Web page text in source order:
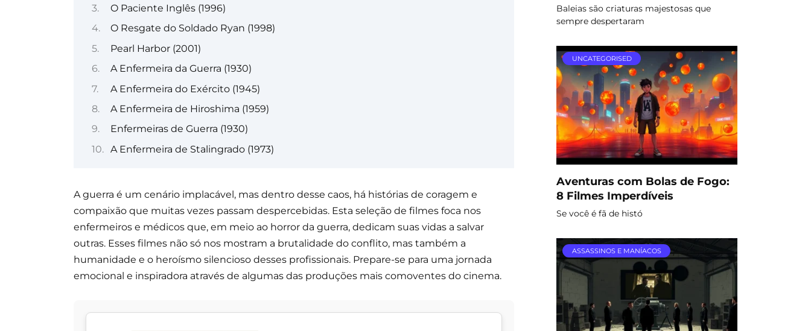
O Paciente Inglês (1996)
O Resgate do Soldado Ryan (1998)
Pearl Harbor (2001)
A Enfermeira da Guerra (1930)
A Enfermeira do Exército (1945)
A Enfermeira de Hiroshima (1959)
Enfermeiras de Guerra (1930)
A Enfermeira de Stalingrado (1973)
A guerra é um cenário implacável, mas dentro desse caos, há histórias de coragem e
compaixão que muitas vezes passam despercebidas. Esta seleção de filmes foca nos
enfermeiros e médicos que, em meio ao horror da guerra, dedicam suas vidas a salvar
outras. Esses filmes não só nos mostram a brutalidade do conflito, mas também a
humanidade e o heroísmo silencioso desses profissionais. Prepare-se para uma jornada
emocional e inspiradora através de algumas das produções mais comoventes do cinema.
Baleias são criaturas majestosas que
sempre despertaram
UNCATEGORISED
Aventuras com Bolas de Fogo:
8 Filmes Imperdíveis
Se você é fã de histó
ASSASSINOS E MANÍACOS